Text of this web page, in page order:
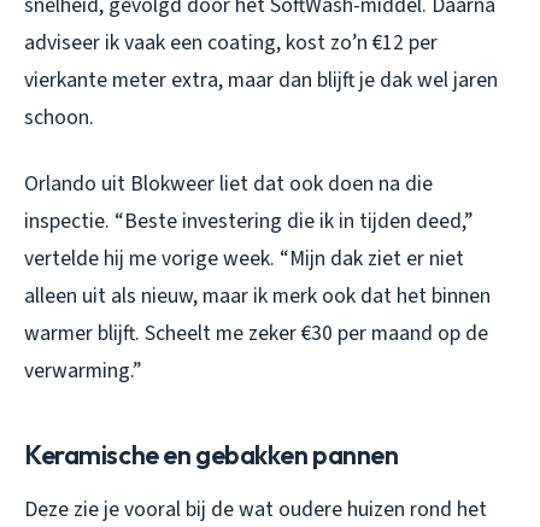
adviseer ik vaak een coating, kost zo’n €12 per
vierkante meter extra, maar dan blijft je dak wel jaren
schoon.
Orlando uit Blokweer liet dat ook doen na die
inspectie. “Beste investering die ik in tijden deed,”
vertelde hij me vorige week. “Mijn dak ziet er niet
alleen uit als nieuw, maar ik merk ook dat het binnen
warmer blijft. Scheelt me zeker €30 per maand op de
verwarming.”
Keramische en gebakken pannen
Deze zie je vooral bij de wat oudere huizen rond het